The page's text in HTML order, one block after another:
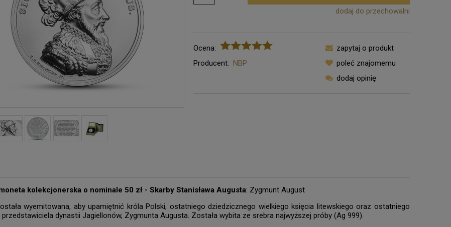
dodaj do przechowalni
Ocena:
Producent: NBP
zapytaj o produkt
poleć znajomemu
dodaj opinię
kolekcjonerska o nominale 50 zł - Skarby Stanisława Augusta: Zygmunt August
wyemitowana, aby upamiętnić króla Polski, ostatniego dziedzicznego wielkiego księcia litewskiego oraz ostatniego
dynastii Jagiellonów, Zygmunta Augusta. Została wybita ze srebra najwyższej próby (Ag 999).